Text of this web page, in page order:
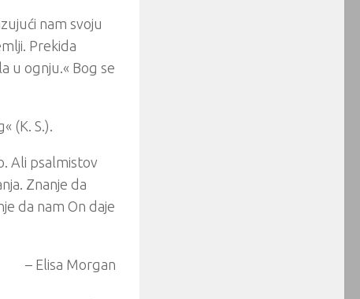
nam svoju
Prekida
u ognju.« Bog se
(K. S.).
Ali psalmistov
Znanje da
da nam On daje
– Elisa Morgan